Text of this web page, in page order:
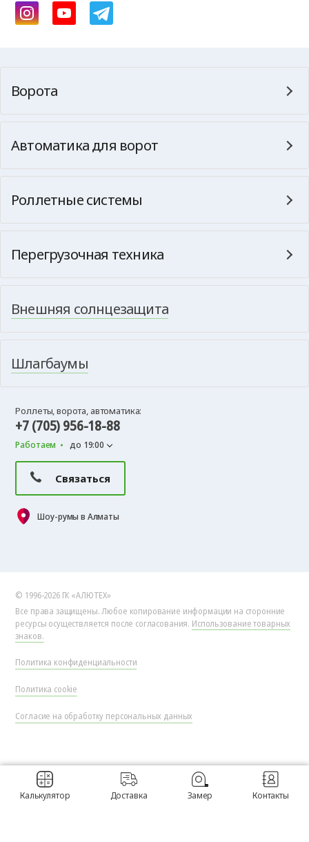
Ворота
Автоматика для ворот
Роллетные системы
Перегрузочная техника
Внешняя солнцезащита
Шлагбаумы
Роллеты, ворота, автоматика:
+7 (705) 956-18-88
Работаем до 19:00
Связаться
Шоу-румы в Алматы
© 1996-2026 ГК «АЛЮТЕХ»
Все права защищены. Любое копирование информации на сторонние
ресурсы осуществляется после согласования. Использование товарных
знаков.
Политика конфиденциальности
Политика cookie
Согласие на обработку персональных данных
Калькулятор Доставка Замер Контакты